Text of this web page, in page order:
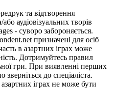
та відтворення
аудіовізуальних творів
- суворо забороняється.
призначені для осіб
в азартних іграх може
Дотримуйтесь правил
гри. При виявленні перших
зверніться до спеціаліста.
іграх не може бути